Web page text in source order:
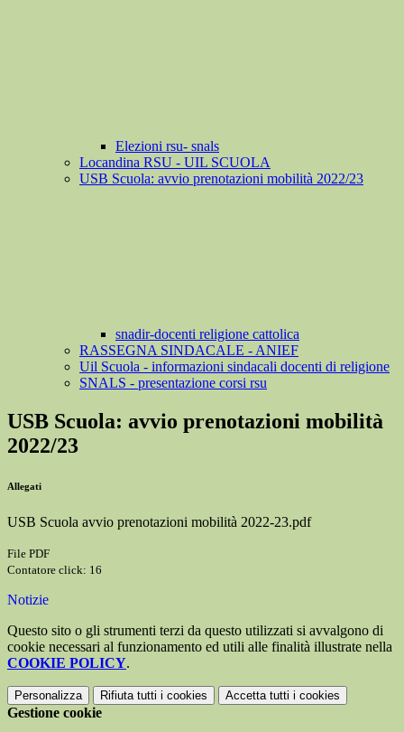
Elezioni rsu- snals
Locandina RSU - UIL SCUOLA
USB Scuola: avvio prenotazioni mobilità 2022/23
snadir-docenti religione cattolica
RASSEGNA SINDACALE - ANIEF
Uil Scuola - informazioni sindacali docenti di religione
SNALS - presentazione corsi rsu
USB Scuola: avvio prenotazioni mobilità
2022/23
Allegati
USB Scuola avvio prenotazioni mobilità 2022-23.pdf
File PDF
Contatore click: 16
Notizie
Questo sito o gli strumenti terzi da questo utilizzati si avvalgono di
cookie necessari al funzionamento ed utili alle finalità illustrate nella
COOKIE POLICY.
Personalizza Rifiuta tutti i cookies Accetta tutti i cookies
Gestione cookie